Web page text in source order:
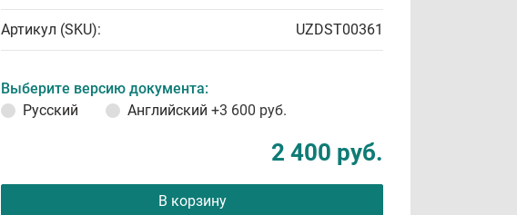
Артикул (SKU): UZDST00361
Выберите версию документа:
Русский
Английский +3 600 руб.
2 400 руб.
В корзину